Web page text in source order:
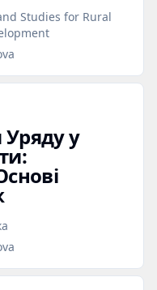
Studies for Rural
у